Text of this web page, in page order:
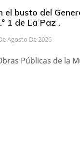
el busto del
1 de La Paz .
Agosto De 2026
Públicas de la